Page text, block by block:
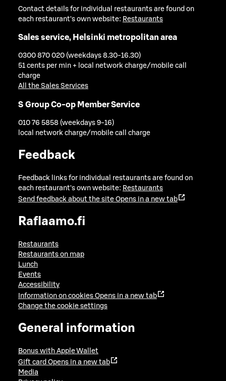
Contact details for individual restaurants are found on
each restaurant's own website: Restaurants
Sales service, Helsinki metropolitan area
0300 870 020 (weekdays 8.30-16.30)
51 cents per min + local network charge/mobile call
charge
All the Sales Services
S Group Co-op Member Service
010 76 5858 (weekdays 9-16)
local network charge/mobile call charge
Feedback
Feedback links for individual restaurants are found on
each restaurant's own website: Restaurants
Send feedback about the site Opens in a new tab
Raflaamo.fi
Restaurants
Restaurants on map
Lunch
Events
Accessibility
Information on cookies Opens in a new tab
Change the cookie settings
General information
Bonus with Apple Wallet
Gift card Opens in a new tab
Media